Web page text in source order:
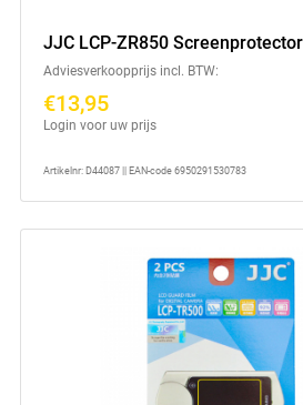
JJC LCP-ZR850 Screenprotector
Adviesverkoopprijs incl. BTW:
€13,95
Login voor uw prijs
Artikelnr: D44087 || EAN-code 6950291530783